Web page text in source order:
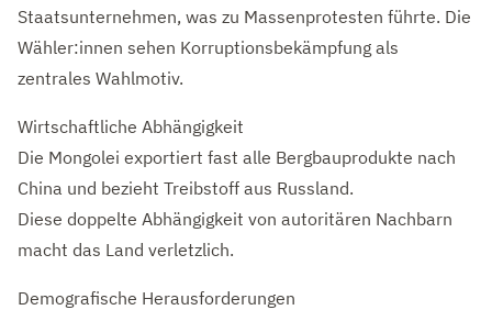
Staatsunternehmen, was zu Massenprotesten führte. Die
Wähler:innen sehen Korruptionsbekämpfung als
zentrales Wahlmotiv.
Wirtschaftliche Abhängigkeit
Die Mongolei exportiert fast alle Bergbauprodukte nach
China und bezieht Treibstoff aus Russland.
Diese doppelte Abhängigkeit von autoritären Nachbarn
macht das Land verletzlich.
Demografische Herausforderungen